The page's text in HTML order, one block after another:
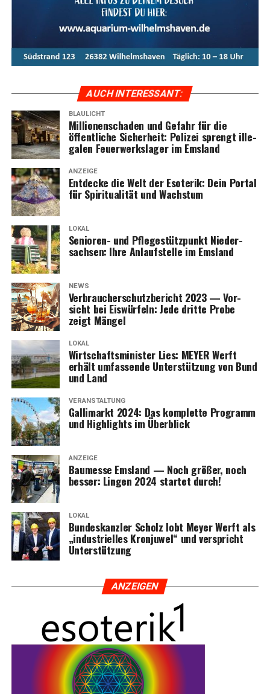
AUCH INTER­ES­SANT:
BLAULICHT
Mil­lio­nen­scha­den und Gefahr für die
öffent­li­che Sicher­heit: Poli­zei sprengt ille­
ga­len Feu­er­werks­la­ger im Emsland
ANZEIGE
Ent­de­cke die Welt der Eso­te­rik: Dein Por­tal
für Spi­ri­tua­li­tät und Wachstum
LOKAL
Senio­ren- und Pfle­ge­stütz­punkt Nie­der­
sach­sen: Ihre Anlauf­stel­le im Emsland
NEWS
Ver­brau­cher­schutz­be­richt 2023 — Vor­
sicht bei Eis­wür­feln: Jede drit­te Pro­be
zeigt Mängel
LOKAL
Wirt­schafts­mi­nis­ter Lies: MEYER Werft
erhält umfas­sen­de Unter­stüt­zung von Bund
und Land
VERANSTALTUNG
Gal­li­markt 2024: Das kom­plet­te Pro­gramm
und High­lights im Überblick
ANZEIGE
Bau­mes­se Ems­land — Noch grö­ßer, noch
bes­ser: Lin­gen 2024 star­tet durch!
LOKAL
Bun­des­kanz­ler Scholz lobt Mey­er Werft als
„indus­tri­el­les Kron­ju­wel“ und ver­spricht
Unterstützung
ANZEI­GEN